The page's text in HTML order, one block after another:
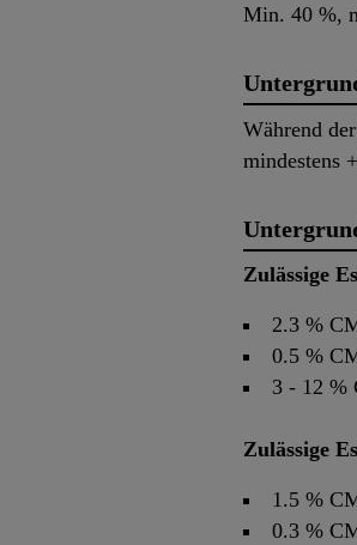
Min. 40 %,
Während
mindestens
Zulässige
2.3 %
0.5 %
3 - 12 %
Zulässige
1.5 %
0.3 %